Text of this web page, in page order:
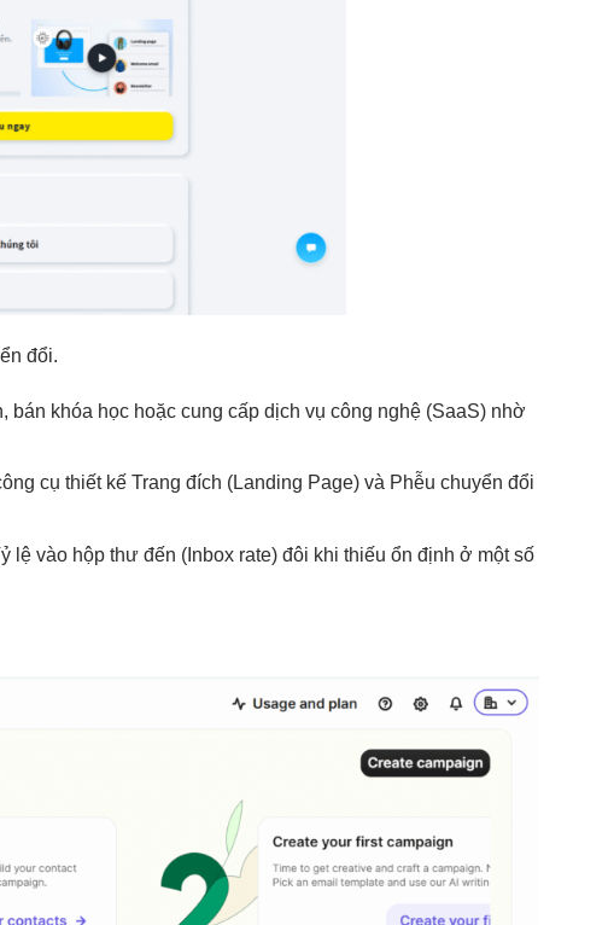
đổi.
khóa học hoặc cung cấp dịch vụ công nghệ (SaaS) nhờ
cụ thiết kế Trang đích (Landing Page) và Phễu chuyển đổi
vào hộp thư đến (Inbox rate) đôi khi thiếu ổn định ở một số